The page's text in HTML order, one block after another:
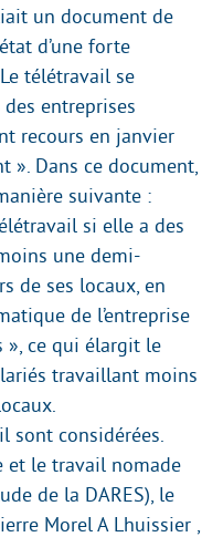
un document de
d’une forte
télétravail se
entreprises
recours en janvier
». Dans ce document,
suivante :
si elle a des
une demi-
de ses locaux, en
de l’entreprise
», ce qui élargit le
travaillant moins
sont considérées.
et le travail nomade
de la DARES), le
Morel A Lhuissier ,